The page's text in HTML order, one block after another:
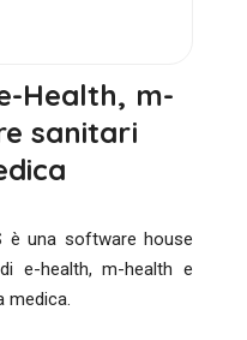
Health, m-
sanitari
è una software house
e-health, m-health e
medica.